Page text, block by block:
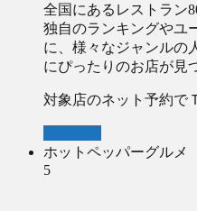
全国にあるレストラン
独自のランキングやユ
に、様々なジャンルの
にぴったりのお店が見
対象店のネット予約で
ホットペッパーグルメ
5